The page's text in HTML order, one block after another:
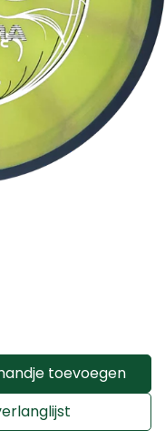
toevoegen